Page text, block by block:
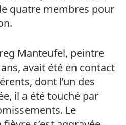
quatre membres pour
Manteufel, peintre
avait été en contact
dont l’un des
il a été touché par
Le